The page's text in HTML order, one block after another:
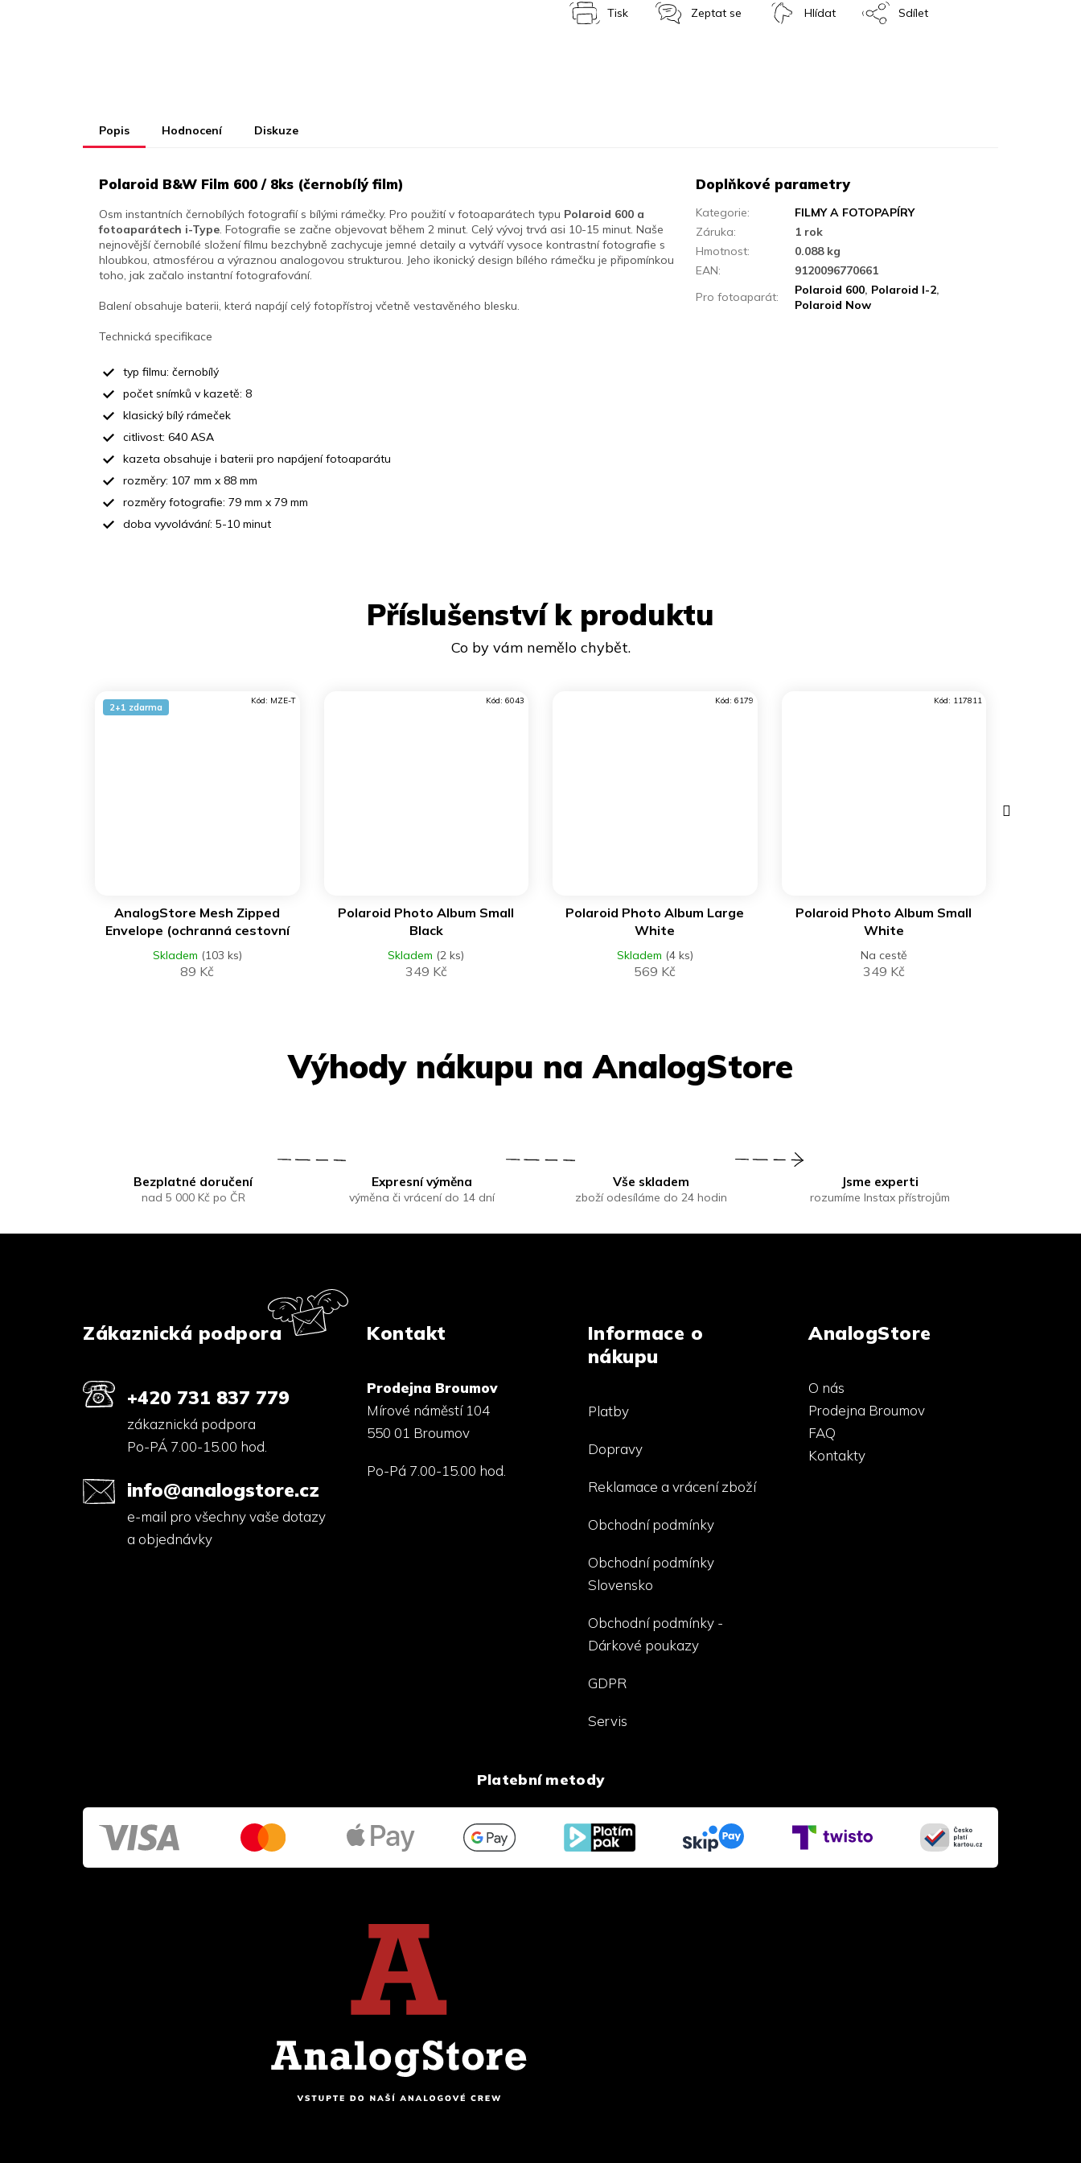
Tisk Zeptat se Hlídat Sdílet
Bezplatné doručení
nad 5 000 Kč po ČR
Expresní výměna
výměna či vrácení do 14 dní
Vše skladem
zboží odesíláme do 24 hodin
Jsme experti
rozumíme Instax přístrojům
Příslušenství k produktu
2+1 zdarma
AnalogStore Mesh Zipped
Envelope (ochranná cestovní
obálka)
Skladem (103 ks)
89 Kč
Kód: MZE-T
Polaroid Photo Album Small
Black
Skladem (2 ks)
349 Kč
Kód: 6043
Polaroid Photo Album Large
White
Skladem (4 ks)
569 Kč
Kód: 6179
Polaroid Photo Album Small
White
Na cestě
349 Kč
Kód: 117811
produkt
Popis Hodnocení Diskuze
Polaroid B&W Film 600 / 8ks (černobílý film)
Osm instantních černobílých fotografií s bílými rámečky. Pro použití v fotoaparátech typu Polaroid 600 a
fotoaparátech i-Type. Fotografie se začne objevovat během 2 minut. Celý vývoj trvá asi 10-15 minut. Naše
nejnovější černobílé složení filmu bezchybně zachycuje jemné detaily a vytváří vysoce kontrastní fotografie s
hloubkou, atmosférou a výraznou analogovou strukturou. Jeho ikonický design bílého rámečku je připomínkou
toho, jak začalo instantní fotografování.
Balení obsahuje baterii, která napájí celý fotopřístroj včetně vestavěného blesku.
Technická specifikace
typ filmu: černobílý
počet snímků v kazetě: 8
klasický bílý rámeček
citlivost: 640 ASA
kazeta obsahuje i baterii pro napájení fotoaparátu
rozměry: 107 mm x 88 mm
rozměry fotografie: 79 mm x 79 mm
doba vyvolávání: 5-10 minut
Doplňkové parametry
Kategorie:
FILMY A FOTOPAPÍRY
Záruka:
1 rok
Hmotnost:
0.088 kg
EAN:
9120096770661
Pro fotoaparát: Polaroid 600, Polaroid I-2,
Polaroid Now
Zákaznická podpora
+420 731 837 779
zákaznická podpora
Po-PÁ 7.00-15.00 hod.
info@analogstore.cz
e-mail pro všechny vaše dotazy
a objednávky
Kontakt
Prodejna Broumov
Mírové náměstí 104
550 01 Broumov
Po-Pá 7.00-15.00 hod.
Informace o
nákupu
Platby
Dopravy
Reklamace a vrácení zboží
Obchodní podmínky
Obchodní podmínky
Slovensko
Obchodní podmínky -
Dárkové poukazy
GDPR
Servis
AnalogStore
O nás
Prodejna Broumov
FAQ
Kontakty
Platební metody